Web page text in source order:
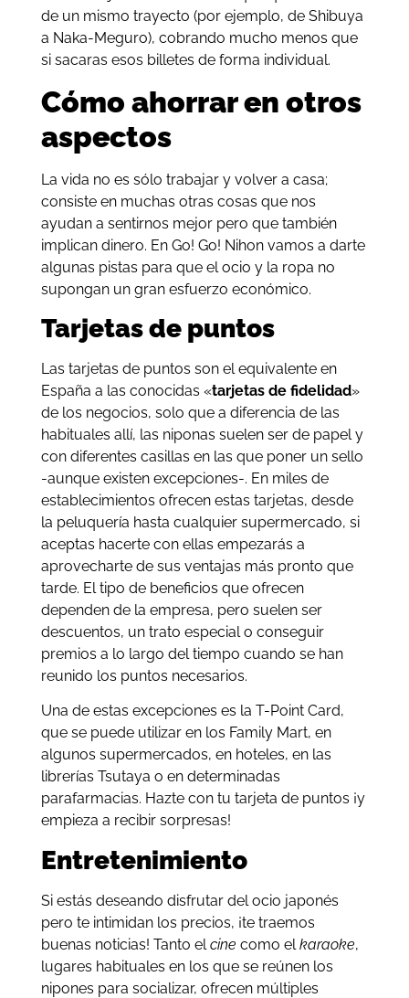
de un mismo trayecto (por ejemplo, de Shibuya
a Naka-Meguro), cobrando mucho menos que
si sacaras esos billetes de forma individual.
Cómo ahorrar en otros
aspectos
La vida no es sólo trabajar y volver a casa;
consiste en muchas otras cosas que nos
ayudan a sentirnos mejor pero que también
implican dinero. En Go! Go! Nihon vamos a darte
algunas pistas para que el ocio y la ropa no
supongan un gran esfuerzo económico.
Tarjetas de puntos
Las tarjetas de puntos son el equivalente en
España a las conocidas «tarjetas de fidelidad»
de los negocios, solo que a diferencia de las
habituales allí, las niponas suelen ser de papel y
con diferentes casillas en las que poner un sello
-aunque existen excepciones-. En miles de
establecimientos ofrecen estas tarjetas, desde
la peluquería hasta cualquier supermercado, si
aceptas hacerte con ellas empezarás a
aprovecharte de sus ventajas más pronto que
tarde. El tipo de beneficios que ofrecen
dependen de la empresa, pero suelen ser
descuentos, un trato especial o conseguir
premios a lo largo del tiempo cuando se han
reunido los puntos necesarios.
Una de estas excepciones es la T-Point Card,
que se puede utilizar en los Family Mart, en
algunos supermercados, en hoteles, en las
librerías Tsutaya o en determinadas
parafarmacias. Hazte con tu tarjeta de puntos ¡y
empieza a recibir sorpresas!
Entretenimiento
Si estás deseando disfrutar del ocio japonés
pero te intimidan los precios, ¡te traemos
buenas noticias! Tanto elcine como elkaraoke,
lugares habituales en los que se reúnen los
nipones para socializar, ofrecen múltiples